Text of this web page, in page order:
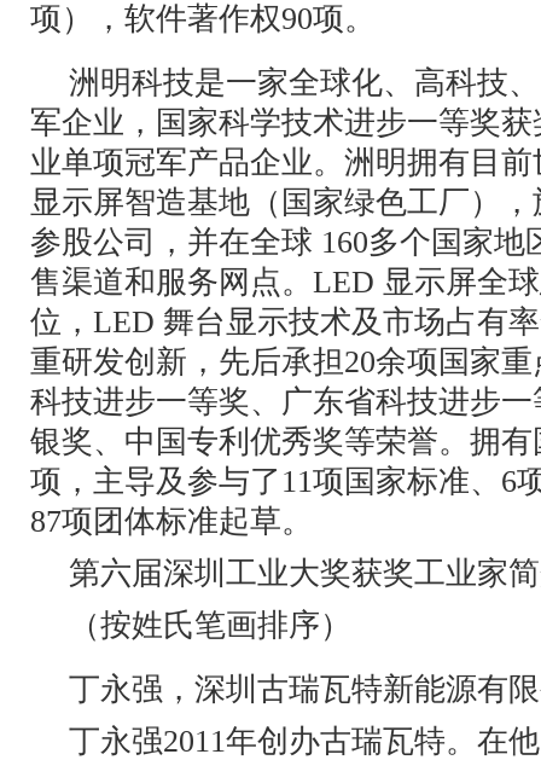
项），软件著作权90项。
洲明科技是一家全球化、高科技
军企业，国家科学技术进步一等奖
业单项冠军产品企业。洲明拥有目
显示屏智造基地（国家绿色工厂）
参股公司，并在全球 160多个国家地
售渠道和服务网点。LED 显示屏全
位，LED 舞台显示技术及市场占有
重研发创新，先后承担20余项国家
科技进步一等奖、广东省科技进步
银奖、中国专利优秀奖等荣誉。拥有
项，主导及参与了11项国家标准、6
87项团体标准起草。
第六届深圳工业大奖获奖工业家
（按姓氏笔画排序）
丁永强，深圳古瑞瓦特新能源有
丁永强2011年创办古瑞瓦特。在